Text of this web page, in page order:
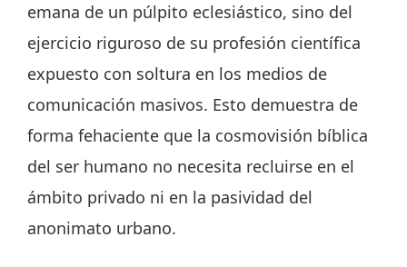
emana de un púlpito eclesiástico, sino del
ejercicio riguroso de su profesión científica
expuesto con soltura en los medios de
comunicación masivos. Esto demuestra de
forma fehaciente que la cosmovisión bíblica
del ser humano no necesita recluirse en el
ámbito privado ni en la pasividad del
anonimato urbano.